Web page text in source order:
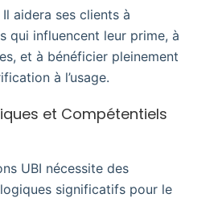
aidera ses clients à
qui influencent leur prime, à
et à bénéficier pleinement
à l’usage.
et Compétentiels
UBI nécessite des
significatifs pour le